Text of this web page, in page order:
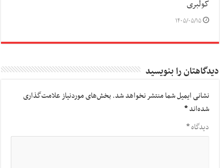
کولبری
۱۴۰۵/۰۵/۱۵
دیدگاهتان را بنویسید
نشانی ایمیل شما منتشر نخواهد شد.بخش‌های موردنیاز علامت‌گذاری
شده‌اند*
دیدگاه*